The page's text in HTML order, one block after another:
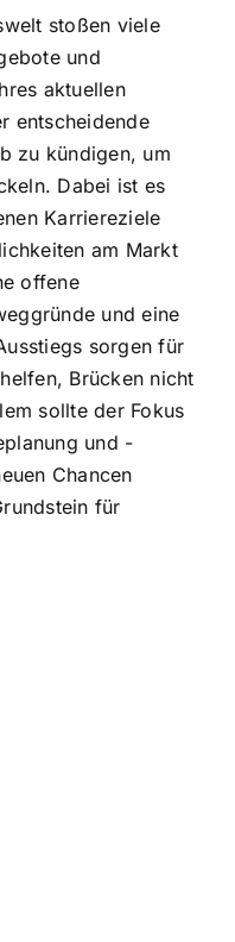
stoßen viele
und
aktuellen
entscheidende
zu kündigen, um
Dabei ist es
Karriereziele
am Markt
offene
und eine
sorgen für
Brücken nicht
sollte der Fokus
und -
Chancen
für